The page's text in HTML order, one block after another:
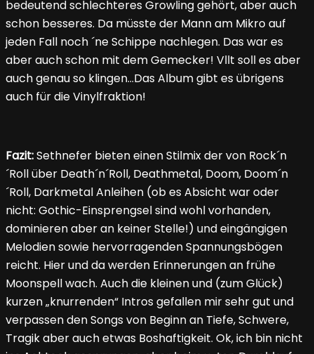
bedeutend schlechteres Growling gehört, aber auch
schon besseres. Da müsste der Mann am Mikro auf
jeden Fall noch ´ne Schippe nachlegen. Das war es
aber auch schon mit dem Gemecker! Vllt soll es aber
auch genau so klingen…Das Album gibt es übrigens
auch für die Vinylfraktion!
Fazit:Sethnefer bieten einen Stilmix der von Rock´n
´Roll über Death´n´Roll, Deathmetal, Doom, Doom´n
´Roll, Darkmetal Anleihen (ob es Absicht war oder
nicht: Gothic-Einsprengsel sind wohl vorhanden,
dominieren aber an keiner Stelle!) und eingängigen
Melodien sowie hervorragenden Spannungsbögen
reicht. Hier und da werden Erinnerungen an frühe
Moonspell wach. Auch die kleinen und (zum Glück)
kurzen „knurrenden“ Intros gefallen mir sehr gut und
verpassen den Songs von Beginn an Tiefe, Schwere,
Tragik aber auch etwas Boshaftigkeit. Ok, ich bin nicht